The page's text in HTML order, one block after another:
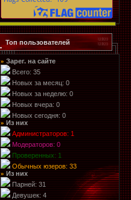
Топ пользователей
» Зарег. на сайте
Всего: 35
Новых за месяц: 0
Новых за неделю: 0
Новых вчера: 0
Новых сегодня: 0
» Из них
Администраторов: 1
Модераторов: 0
Проверенных: 1
Обычных юзеров: 33
» Из них
Парней: 31
Девушек: 4